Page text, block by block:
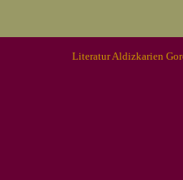
Literatur Aldizkarien